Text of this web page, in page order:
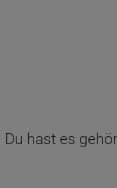
Du hast es